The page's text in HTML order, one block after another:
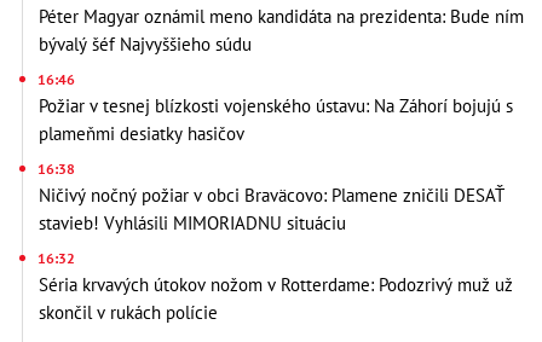
Péter Magyar oznámil meno kandidáta na prezidenta: Bude ním
bývalý šéf Najvyššieho súdu
16:46
Požiar v tesnej blízkosti vojenského ústavu: Na Záhorí bojujú s
plameňmi desiatky hasičov
16:38
Ničivý nočný požiar v obci Braväcovo: Plamene zničili DESAŤ
stavieb! Vyhlásili MIMORIADNU situáciu
16:32
Séria krvavých útokov nožom v Rotterdame: Podozrivý muž už
skončil v rukách polície